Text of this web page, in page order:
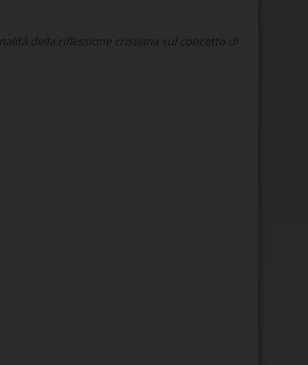
della riflessione cristiana sul concetto di